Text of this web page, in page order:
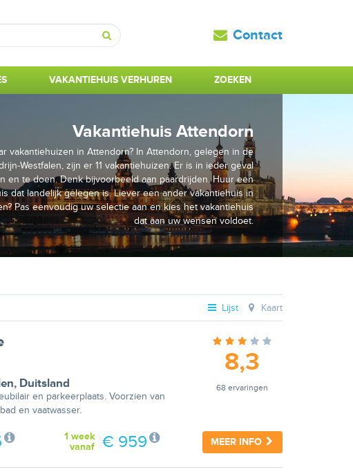
Zoeken
Contact
VAKANTIEHUIS VERHUREN ZOEKEN
Vakantiehuis Attendorn
vakantiehuizen in Attendorn? In Attendorn, gelegen in de
Westfalen, zijn er 11 vakantiehuizen. Er is in ieder geval
en te doen. Denk bijvoorbeeld aan paardrijden. Huur een
dat landelijk gelegen is. Liever een ander vakantiehuis in
Pas eenvoudig uw selectie aan en kies het vakantiehuis
dat aan uw wensen voldoet.
Lijst Kaart
, Duitsland
en parkeerplaats. Voorzien van
en vaatwasser.
8,3
68 ervaringen
MEER INFO
1 week
vanaf
€ 959